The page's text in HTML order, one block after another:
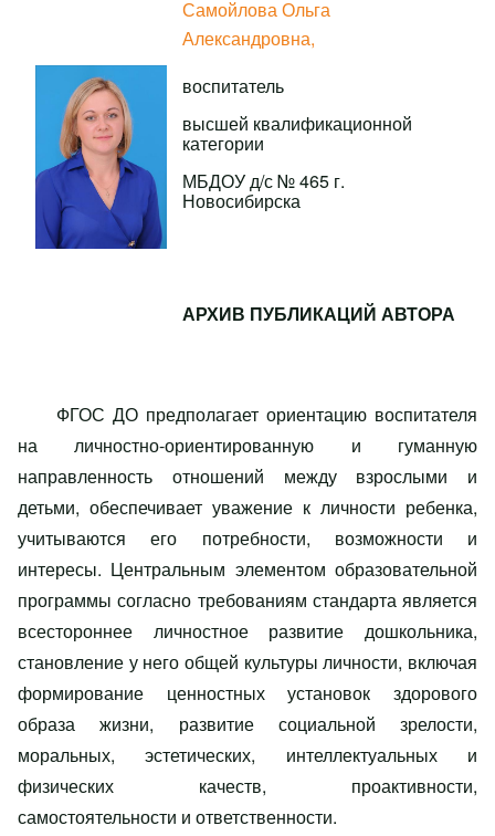
Самойлова Ольга
Александровна,
воспитатель
высшей квалификационной
категории
МБДОУ д/с № 465 г.
Новосибирска
АРХИВ ПУБЛИКАЦИЙ АВТОРА
ФГОС ДО предполагает ориентацию воспитателя
на личностно-ориентированную и гуманную
направленность отношений между взрослыми и
детьми, обеспечивает уважение к личности ребенка,
учитываются его потребности, возможности и
интересы. Центральным элементом образовательной
программы согласно требованиям стандарта является
всестороннее личностное развитие дошкольника,
становление у него общей культуры личности, включая
формирование ценностных установок здорового
образа жизни, развитие социальной зрелости,
моральных, эстетических, интеллектуальных и
физических качеств, проактивности,
самостоятельности и ответственности.